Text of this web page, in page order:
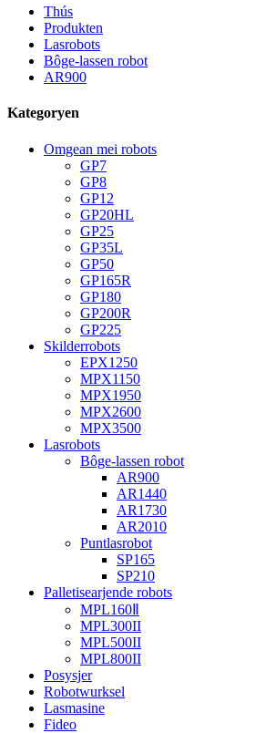
Thús
Produkten
Lasrobots
Bôge-lassen robot
AR900
Kategoryen
Omgean mei robots
GP7
GP8
GP12
GP20HL
GP25
GP35L
GP50
GP165R
GP180
GP200R
GP225
Skilderrobots
EPX1250
MPX1150
MPX1950
MPX2600
MPX3500
Lasrobots
Bôge-lassen robot
AR900
AR1440
AR1730
AR2010
Puntlasrobot
SP165
SP210
Palletisearjende robots
MPL160Ⅱ
MPL300II
MPL500II
MPL800II
Posysjer
Robotwurksel
Lasmasine
Fideo